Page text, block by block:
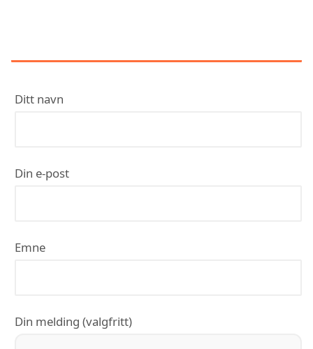
Ditt navn
Din e-post
Emne
Din melding (valgfritt)